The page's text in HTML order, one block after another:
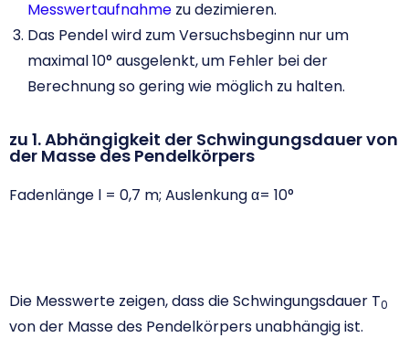
Messwertaufnahme zu dezimieren.
Das Pendel wird zum Versuchsbeginn nur um
maximal 10° ausgelenkt, um Fehler bei der
Berechnung so gering wie möglich zu halten.
zu 1. Abhängigkeit der Schwingungsdauer von
der Masse des Pendelkörpers
Fadenlänge l = 0,7 m; Auslenkung α= 10°
Die Messwerte zeigen, dass die Schwingungsdauer T0
von der Masse des Pendelkörpers unabhängig ist.